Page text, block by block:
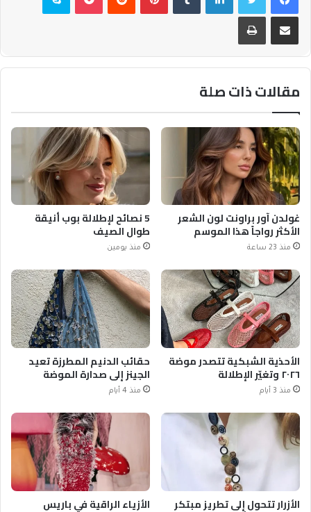
مشاركة عبر البريد طباعة
مقالات ذات صلة
غولدن آور براونت لون الشعر
الأكثر رواجاً هذا الموسم
منذ 23 ساعة
5 نصائح لإطلالة بوب أنيقة
طوال الصيف
منذ يومين
الأحذية الشبكية تتصدر موضة
٢٠٢٦ وتغيّر الإطلالة
منذ 3 أيام
حقائب الدنيم المطرزة تعيد
الجينز إلى صدارة الموضة
منذ 4 أيام
الأزرار تتحول إلى تطريز مبتكر الأزياء الراقية في باريس